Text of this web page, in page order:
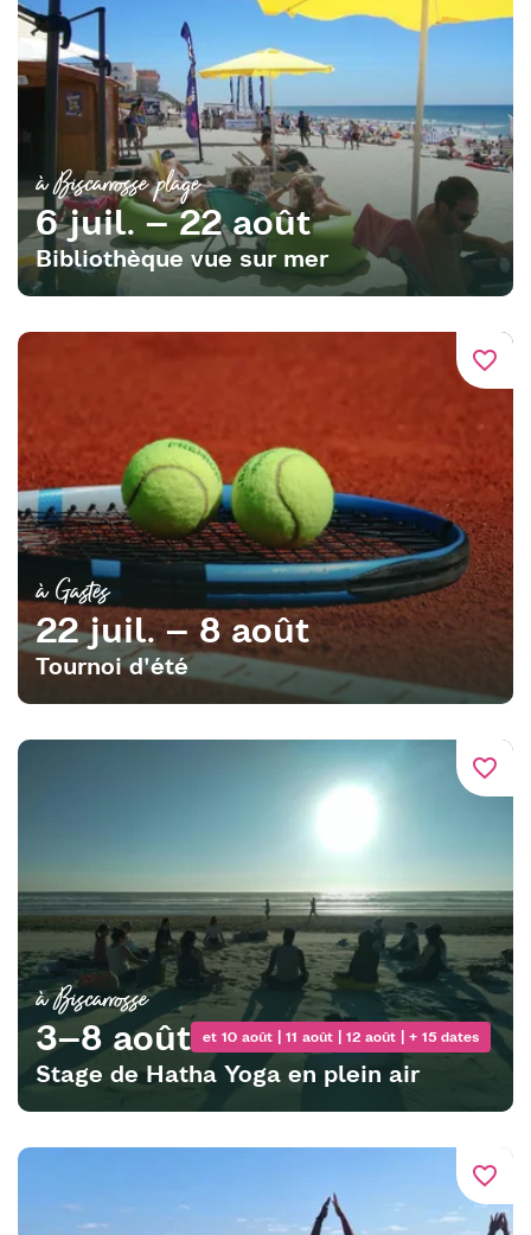
à Biscarrosse plage
6 juil. – 22 août
Bibliothèque vue sur mer
favorite_border
à Gastes
22 juil. – 8 août
Tournoi d'été
favorite_border
à Biscarrosse
3–8 août et 10 août | 11 août | 12 août | + 15 dates
Stage de Hatha Yoga en plein air
favorite_border